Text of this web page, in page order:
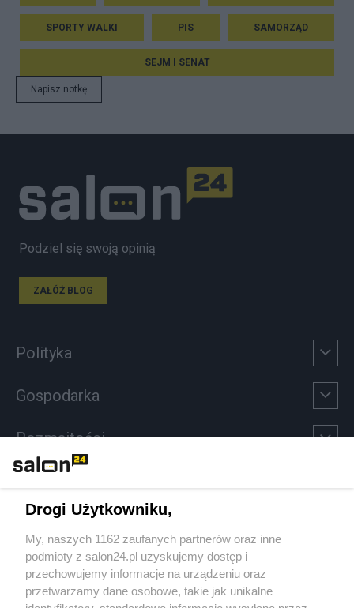
SPORTY WALKI PIS SAMORZĄD
SEJM I SENAT
Napisz notkę
Podziel się swoją opinią
ZAŁÓŻ BLOG
Polityka
Gospodarka
Rozmaitości
Sport
Społeczeństwo
Drogi Użytkowniku,
My, naszych 1162 zaufanych partnerów oraz inne
podmioty z salon24.pl uzyskujemy dostęp i
przechowujemy informacje na urządzeniu oraz
przetwarzamy dane osobowe, takie jak unikalne